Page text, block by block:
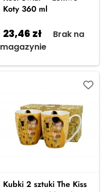
Koty 360 ml
23,46 zł
Brak na
magazynie
Kubki 2 sztuki The Kiss